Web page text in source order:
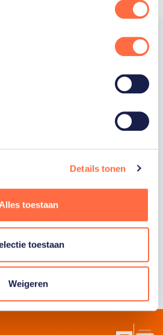
Details tonen
Alles toestaan
toestaan
Weigeren
trotse hoofdsponsor van
van de wereld maken.